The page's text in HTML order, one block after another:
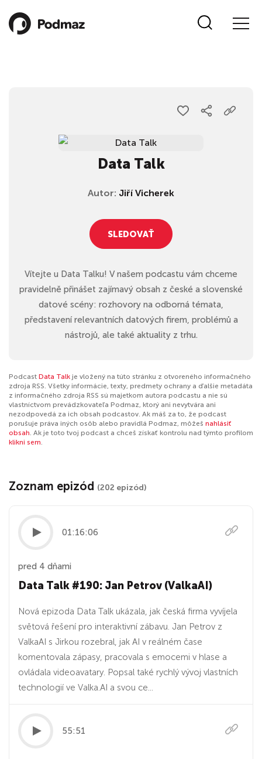
Data Talk
Autor: Jiří Vicherek
SLEDOVAŤ
Vítejte u Data Talku! V našem podcastu vám chceme
pravidelně přinášet zajímavý obsah z české a slovenské
datové scény: rozhovory na odborná témata,
představení relevantních datových firem, problémů a
nástrojů, ale také aktuality z trhu.
Podcast Data Talk je vložený na túto stránku z otvoreného informačného
zdroja RSS. Všetky informácie, texty, predmety ochrany a ďalšie metadáta
z informačného zdroja RSS sú majetkom autora podcastu a nie sú
vlastníctvom prevádzkovateľa Podmaz, ktorý ani nevytvára ani
nezodpovedá za ich obsah podcastov. Ak máš za to, že podcast
porušuje práva iných osôb alebo pravidlá Podmaz, môžeš nahlásiť
obsah. Ak je toto tvoj podcast a chceš získať kontrolu nad týmto profilom
klikni sem.
Zoznam epizód (202 epizód)
01:16:06
pred 4 dňami
Data Talk #190: Jan Petrov (ValkaAI)
Nová epizoda Data Talk ukázala, jak česká firma vyvíjela
světová řešení pro interaktivní zábavu. Jan Petrov z
ValkaAI s Jirkou rozebral, jak AI v reálném čase
komentovala zápasy, pracovala s emocemi v hlase a
ovládala videoavatary. Popsal také rychlý vývoj vlastních
technologií ve Valka.AI a svou ce...
55:51